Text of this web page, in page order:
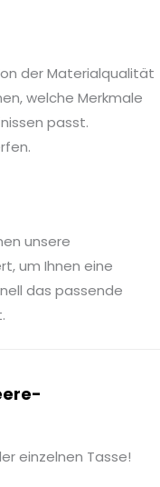
der Materialqualität
welche Merkmale
passt.
unsere
um Ihnen eine
das passende
einzelnen Tasse!